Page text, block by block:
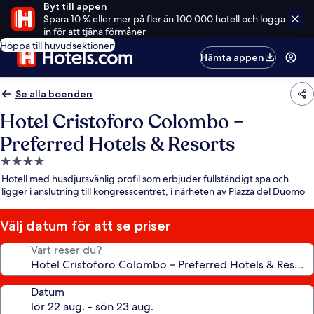
Byt till appen
Spara 10 % eller mer på fler än 100 000 hotell och logga
in för att tjäna förmåner
Hoppa till huvudsektionen
Hämta appen
Se alla boenden
Hotel Cristoforo Colombo –
Preferred Hotels & Resorts
4.0-
stjärnigt
boende
Hotell med husdjursvänlig profil som erbjuder fullständigt spa och
ligger i anslutning till kongresscentret, i närheten av Piazza del Duomo
Välj datum för att se priser
Vart reser du?
Datum